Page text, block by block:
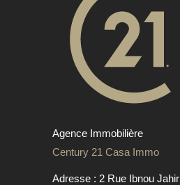
Agence Immobilière
Century 21 Casa Immo
Adresse : 2 Rue Ibnou Jahir